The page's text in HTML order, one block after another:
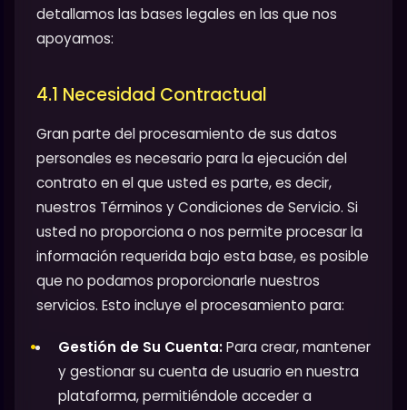
detallamos las bases legales en las que nos
apoyamos:
4.1 Necesidad Contractual
Gran parte del procesamiento de sus datos
personales es necesario para la ejecución del
contrato en el que usted es parte, es decir,
nuestros Términos y Condiciones de Servicio. Si
usted no proporciona o nos permite procesar la
información requerida bajo esta base, es posible
que no podamos proporcionarle nuestros
servicios. Esto incluye el procesamiento para:
Gestión de Su Cuenta:Para crear, mantener
y gestionar su cuenta de usuario en nuestra
plataforma, permitiéndole acceder a